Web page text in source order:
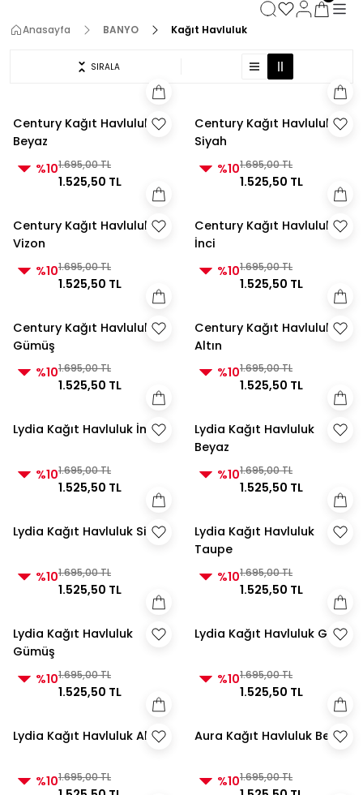
3000 TL ve Üzeri Alışverişlerde Kargo Bedava! 2
3000 TL ve Üzeri Alışverişlerde Kargo Bedava!
Anasayfa BANYO Kağıt Havluluk
SIRALA
Century Kağıt Havluluk
Beyaz
%101.695,00 TL
1.525,50 TL
Century Kağıt Havluluk
Siyah
%101.695,00 TL
1.525,50 TL
Century Kağıt Havluluk
Vizon
%101.695,00 TL
1.525,50 TL
Century Kağıt Havluluk
İnci
%101.695,00 TL
1.525,50 TL
Century Kağıt Havluluk
Gümüş
%101.695,00 TL
1.525,50 TL
Century Kağıt Havluluk
Altın
%101.695,00 TL
1.525,50 TL
Lydia Kağıt Havluluk İnci
%101.695,00 TL
1.525,50 TL
Lydia Kağıt Havluluk
Beyaz
%101.695,00 TL
1.525,50 TL
Lydia Kağıt Havluluk Siyah
%101.695,00 TL
1.525,50 TL
Lydia Kağıt Havluluk
Taupe
%101.695,00 TL
1.525,50 TL
Lydia Kağıt Havluluk
Gümüş
%101.695,00 TL
1.525,50 TL
Lydia Kağıt Havluluk Gri
%101.695,00 TL
1.525,50 TL
Lydia Kağıt Havluluk Altın
%101.695,00 TL
Aura Kağıt Havluluk Beyaz
%101.695,00 TL